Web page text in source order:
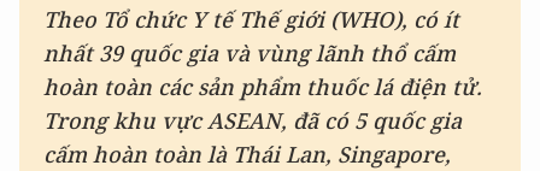
Theo Tổ chức Y tế Thế giới (WHO), có ít
nhất 39 quốc gia và vùng lãnh thổ cấm
hoàn toàn các sản phẩm thuốc lá điện tử.
Trong khu vực ASEAN, đã có 5 quốc gia
cấm hoàn toàn là Thái Lan, Singapore,